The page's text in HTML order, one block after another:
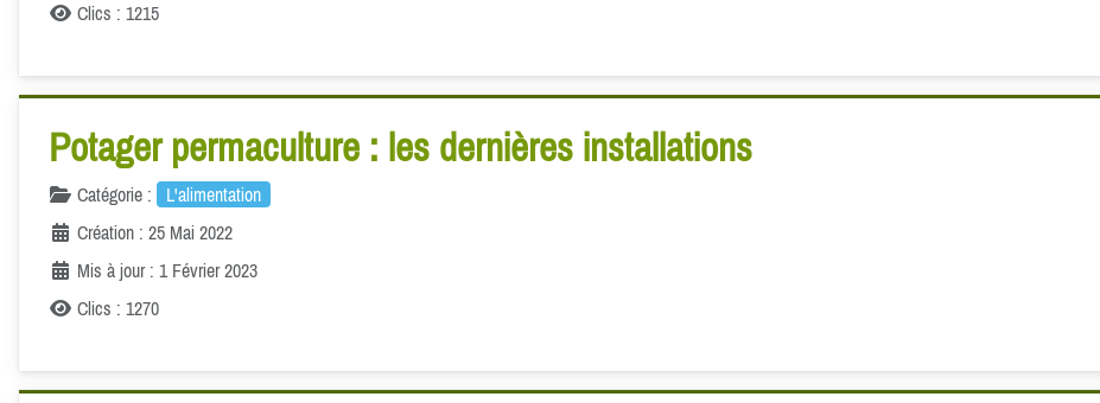
Clics : 1215
Potager permaculture : les dernières installations
Catégorie :
L'alimentation
Création : 25 Mai 2022
Mis à jour : 1 Février 2023
Clics : 1270